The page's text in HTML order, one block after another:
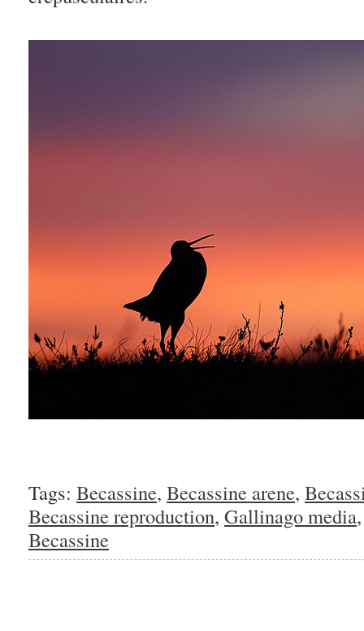
Tags: Becassine, Becassine arene,
Becassine reproduction, Gallinago media
Becassine